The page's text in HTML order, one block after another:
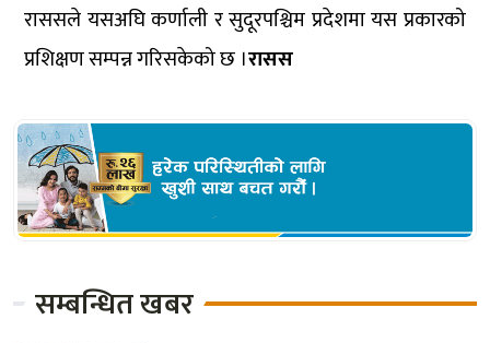
राससले यसअघि कर्णाली र सुदूरपश्चिम प्रदेशमा यस प्रकारको
प्रशिक्षण सम्पन्न गरिसकेको छ ।रासस
सम्बन्धित खबर